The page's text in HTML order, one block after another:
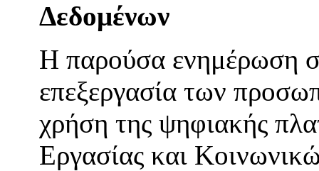
Δεδομένων
Η παρούσα ενημέρωση
επεξεργασία των
χρήση της ψηφιακής
Εργασίας και